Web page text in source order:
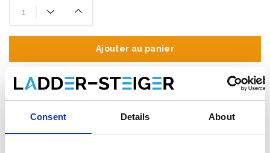
Consent Details About
Ajouter au panier
Ajouter au devis